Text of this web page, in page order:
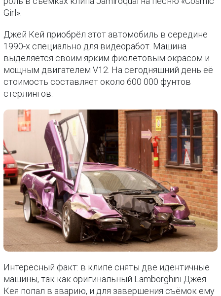
Girl».
Джей Кей приобрёл этот автомобиль в середине
1990-х специально для видеоработ. Машина
выделяется своим ярким фиолетовым окрасом и
мощным двигателем V12. На сегодняшний день её
стоимость составляет около 600 000 фунтов
стерлингов.
Интересный факт: в клипе сняты две идентичные
машины, так как оригинальный Lamborghini Джея
Кея попал в аварию, и для завершения съёмок ему